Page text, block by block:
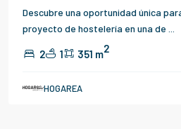
Descubre una oportunidad única
proyecto de hostelería en una de
2 1 351 m2
HOGAREA